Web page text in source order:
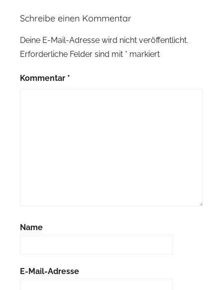
Schreibe einen Kommentar
Deine E-Mail-Adresse wird nicht veröffentlicht.
Erforderliche Felder sind mit * markiert
Kommentar *
Name
E-Mail-Adresse